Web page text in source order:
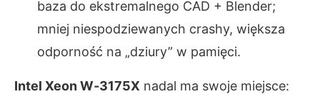
baza do ekstremalnego CAD + Blender;
mniej niespodziewanych crashy, większa
odporność na „dziury” w pamięci.
Intel Xeon W‑3175X nadal ma swoje miejsce: